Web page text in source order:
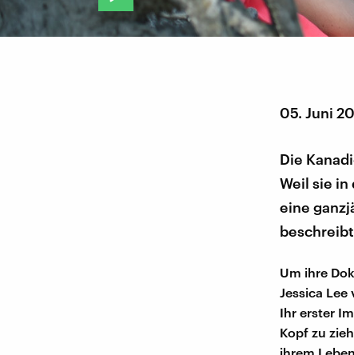
05. Juni
Die
Weil sie
eine
Um ihre
Jessica
Ihr erster
Kopf zu